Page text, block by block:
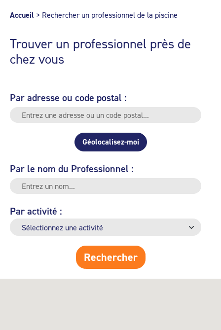
Accueil > Rechercher un professionnel de la piscine
Trouver un professionnel près de
chez vous
Par adresse ou code postal :
Géolocalisez-moi
Par le nom du Professionnel :
Par activité :